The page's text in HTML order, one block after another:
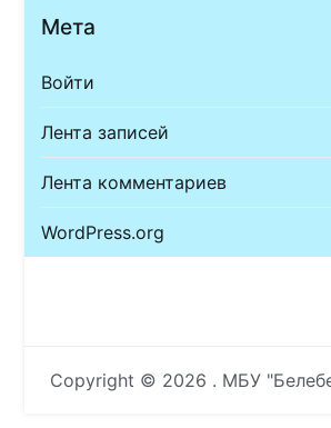
Мета
Войти
Лента записей
Лента комментариев
WordPress.org
Copyright © 2026 . МБУ